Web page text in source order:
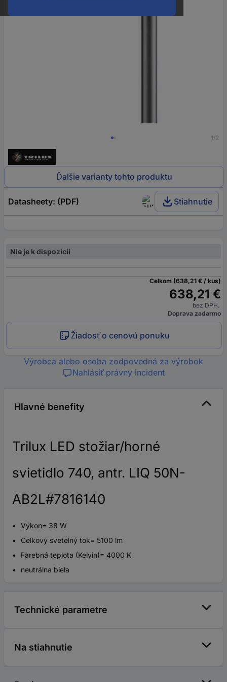
1/2
Ďalšie varianty tohto produktu
Datasheety: (PDF) Stiahnutie
Nie je k dispozícii
Celkom (638,21 € / kus)
638,21 €
bez DPH.
Doprava zadarmo
Žiadosť o cenovú ponuku
Výrobca alebo osoba zodpovedná za výrobok
Nahlásiť právny incident
Hlavné benefity
Trilux LED stožiar/horné
svietidlo 740, antr. LIQ 50N-
AB2L#7816140
Výkon= 38 W
Celkový svetelný tok= 5100 lm
Farebná teplota (Kelvin)= 4000 K
neutrálna biela
Technické parametre
Na stiahnutie